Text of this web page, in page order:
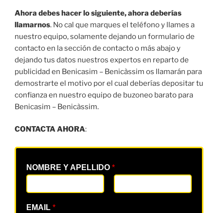
Ahora debes hacer lo siguiente, ahora deberías
llamarnos. No cal que marques el teléfono y llames a
nuestro equipo, solamente dejando un formulario de
contacto en la sección de contacto o más abajo y
dejando tus datos nuestros expertos en reparto de
publicidad en Benicasim – Benicàssim os llamarán para
demostrarte el motivo por el cual deberías depositar tu
confianza en nuestro equipo de buzoneo barato para
Benicasim – Benicàssim.
CONTACTA AHORA:
NOMBRE Y APELLIDO *
EMAIL *